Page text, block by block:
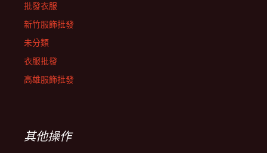
批發衣服
新竹服飾批發
未分類
衣服批發
高雄服飾批發
其他操作